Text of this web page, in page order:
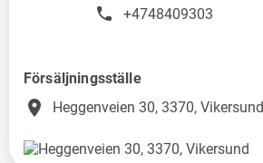
+4748409303
Försäljningsställe
place Heggenveien 30, 3370, Vikersund